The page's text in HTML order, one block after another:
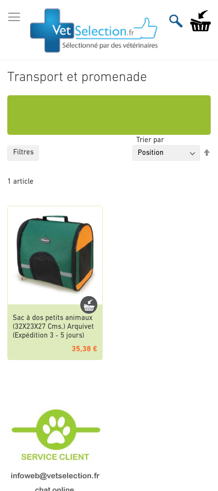
au
contenu
Mon
Transport et promenade
1 article
Trier par
Sac à dos petits animaux
(32X23X27 Cms.) Arquivet
(Expédition 3 - 5 jours)
35,38 €
Filtres